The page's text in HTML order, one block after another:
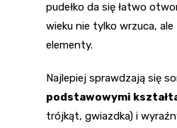
pudełko da się łatwo
wieku nie tylko wrzuca,
elementy.
Najlepiej sprawdzają się
podstawowymi
trójkąt, gwiazdka) i